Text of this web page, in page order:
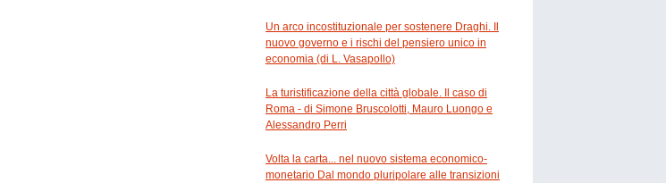
Un arco incostituzionale per sostenere Draghi. Il
nuovo governo e i rischi del pensiero unico in
economia (di L. Vasapollo)
La turistificazione della città globale. Il caso di
Roma - di Simone Bruscolotti, Mauro Luongo e
Alessandro Perri
Volta la carta... nel nuovo sistema economico-
monetario Dal mondo pluripolare alle transizioni